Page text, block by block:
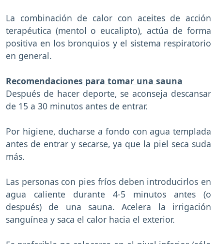
La combinación de calor con aceites de acción
terapéutica (mentol o eucalipto), actúa de forma
positiva en los bronquios y el sistema respiratorio
en general.
Recomendaciones para tomar una sauna
Después de hacer deporte, se aconseja descansar
de 15 a 30 minutos antes de entrar.
Por higiene, ducharse a fondo con agua templada
antes de entrar y secarse, ya que la piel seca suda
más.
Las personas con pies fríos deben introducirlos en
agua caliente durante 4-5 minutos antes (o
después) de una sauna. Acelera la irrigación
sanguínea y saca el calor hacia el exterior.